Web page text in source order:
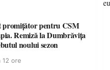
promițător pentru CSM
Remiză la Dumbrăvița
noului sezon
12 ore